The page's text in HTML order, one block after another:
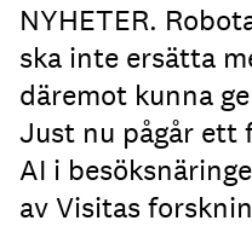
NYHETER.
ska inte ersätta
däremot kunna
Just nu pågår ett
AI i
av Visitas